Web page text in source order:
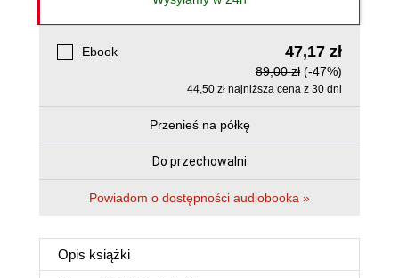
Ebook 47,17 zł
89,00 zł (-47%)
44,50 zł najniższa cena z 30 dni
Przenieś na półkę
Do przechowalni
Powiadom o dostępności audiobooka »
Opis książki